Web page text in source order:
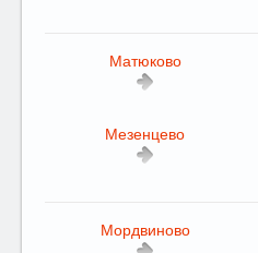
Матюково
Мезенцево
Мордвиново